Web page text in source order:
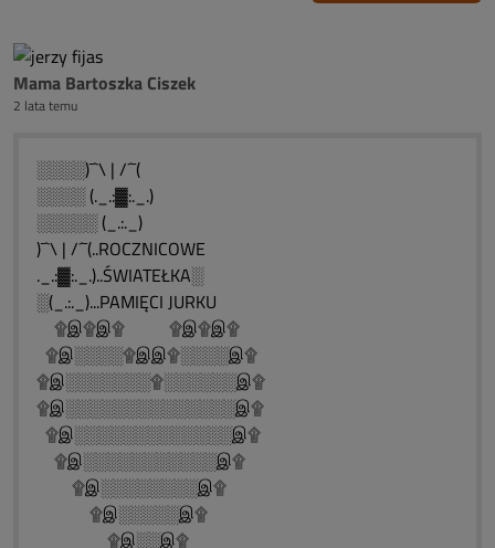
Mama Bartoszka Ciszek
2 lata temu
░░░░)¯`\ | /´¯(
░░░░ (._.:▓:._.)
░░░░░ (_.:._)
)¯`\ | /´¯(..ROCZNICOWE
._.:▓:._.)..ŚWIATEŁKA░
░(_.:._)...PAMIĘCI JURKU
۩இ۩இ۩ ۩இ۩இ۩
۩இ░░░░۩இஇ۩░░░░இ۩
۩இ░░░░░░░۩░░░░░░இ۩
۩இ░░░░░░░░░░░░░░இ۩
۩இ░░░░░░░░░░░░░இ۩
۩இ░░░░░░░░░░░இ۩
۩இ░░░░░░░░இ۩
۩இ░░░░░இ۩
۩இ░░இ۩